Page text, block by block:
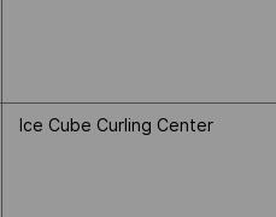
Ice Cube Curling Center